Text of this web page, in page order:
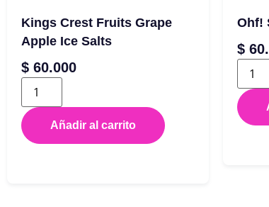
Kings Crest Fruits Grape
Apple Ice Salts
$ 60.000
Añadir al carrito
Ohf!
$